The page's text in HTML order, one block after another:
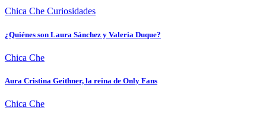
Chica Che Curiosidades
¿Quiénes son Laura Sánchez y Valeria Duque?
Chica Che
Aura Cristina Geithner, la reina de Only Fans
Chica Che